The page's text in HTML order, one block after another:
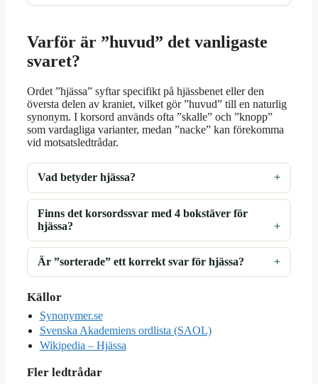
Varför är ”huvud” det vanligaste
svaret?
Ordet ”hjässa” syftar specifikt på hjässbenet eller den
översta delen av kraniet, vilket gör ”huvud” till en naturlig
synonym. I korsord används ofta ”skalle” och ”knopp”
som vardagliga varianter, medan ”nacke” kan förekomma
vid motsatsledtrådar.
Vad betyder hjässa?
Finns det korsordssvar med 4 bokstäver för
hjässa?
Är ”sorterade” ett korrekt svar för hjässa?
Källor
Synonymer.se
Svenska Akademiens ordlista (SAOL)
Wikipedia – Hjässa
Fler ledtrådar